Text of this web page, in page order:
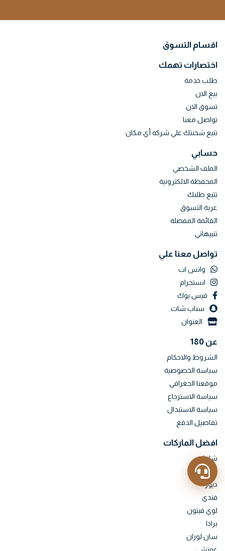
اقسام التسوق
اختصارات تهمك
طلب خدمة
بيع الان
تسوق الان
تواصل معنا
تتبع شحنتك علي شركه أي مكان
حسابي
الملف الشخصي
المحفظة الالكترونية
تتبع طلبك
عربة التسوق
القائمة المفضلة
تنبيهاتي
تواصل معنا علي
واتس اب
انستجرام
فيس بوك
سناب شات
العنوان
عن 180
الشروط والاحكام
سياسة الخصوصية
موقعنا الجغرافي
سياسة الاسترجاع
سياسة الاستبدال
تفاصيل الدفع
افضل الماركات
شانيل
هيرمس
ديور
فندي
لوي فيتون
برادا
سان لوران